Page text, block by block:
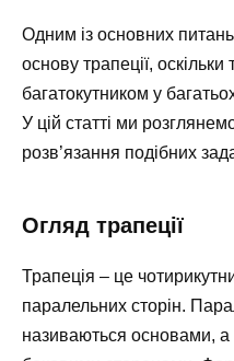
Одним із основних питань
основу трапеції,
багатокутником у
У цій статті ми
розв’язання подібних
Огляд трапеції
Трапеція – це
паралельних сторін.
називаються основами, а